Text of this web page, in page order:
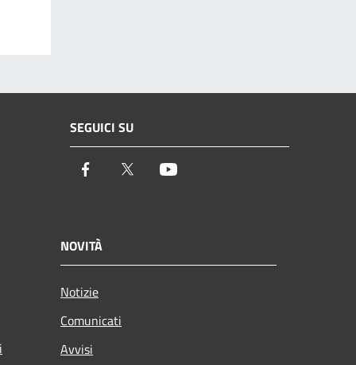
SEGUICI SU
Facebook Twitter
NOVITÀ
Notizie
Comunicati
Avvisi